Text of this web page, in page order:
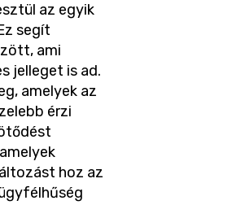
az egyik
segít
ami
jelleget is ad.
amelyek az
érzi
hoz az